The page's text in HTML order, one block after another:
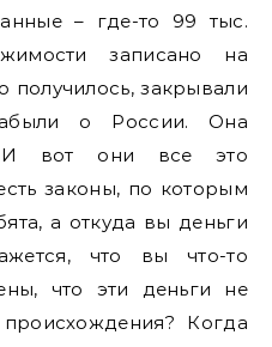
– где-то 99 тыс.
записано на
получилось, закрывали
о России. Она
И вот они все это
законы, по которым
а откуда вы деньги
что вы что-то
что эти деньги не
Когда